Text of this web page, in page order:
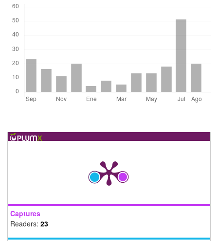
Captures
Readers: 23